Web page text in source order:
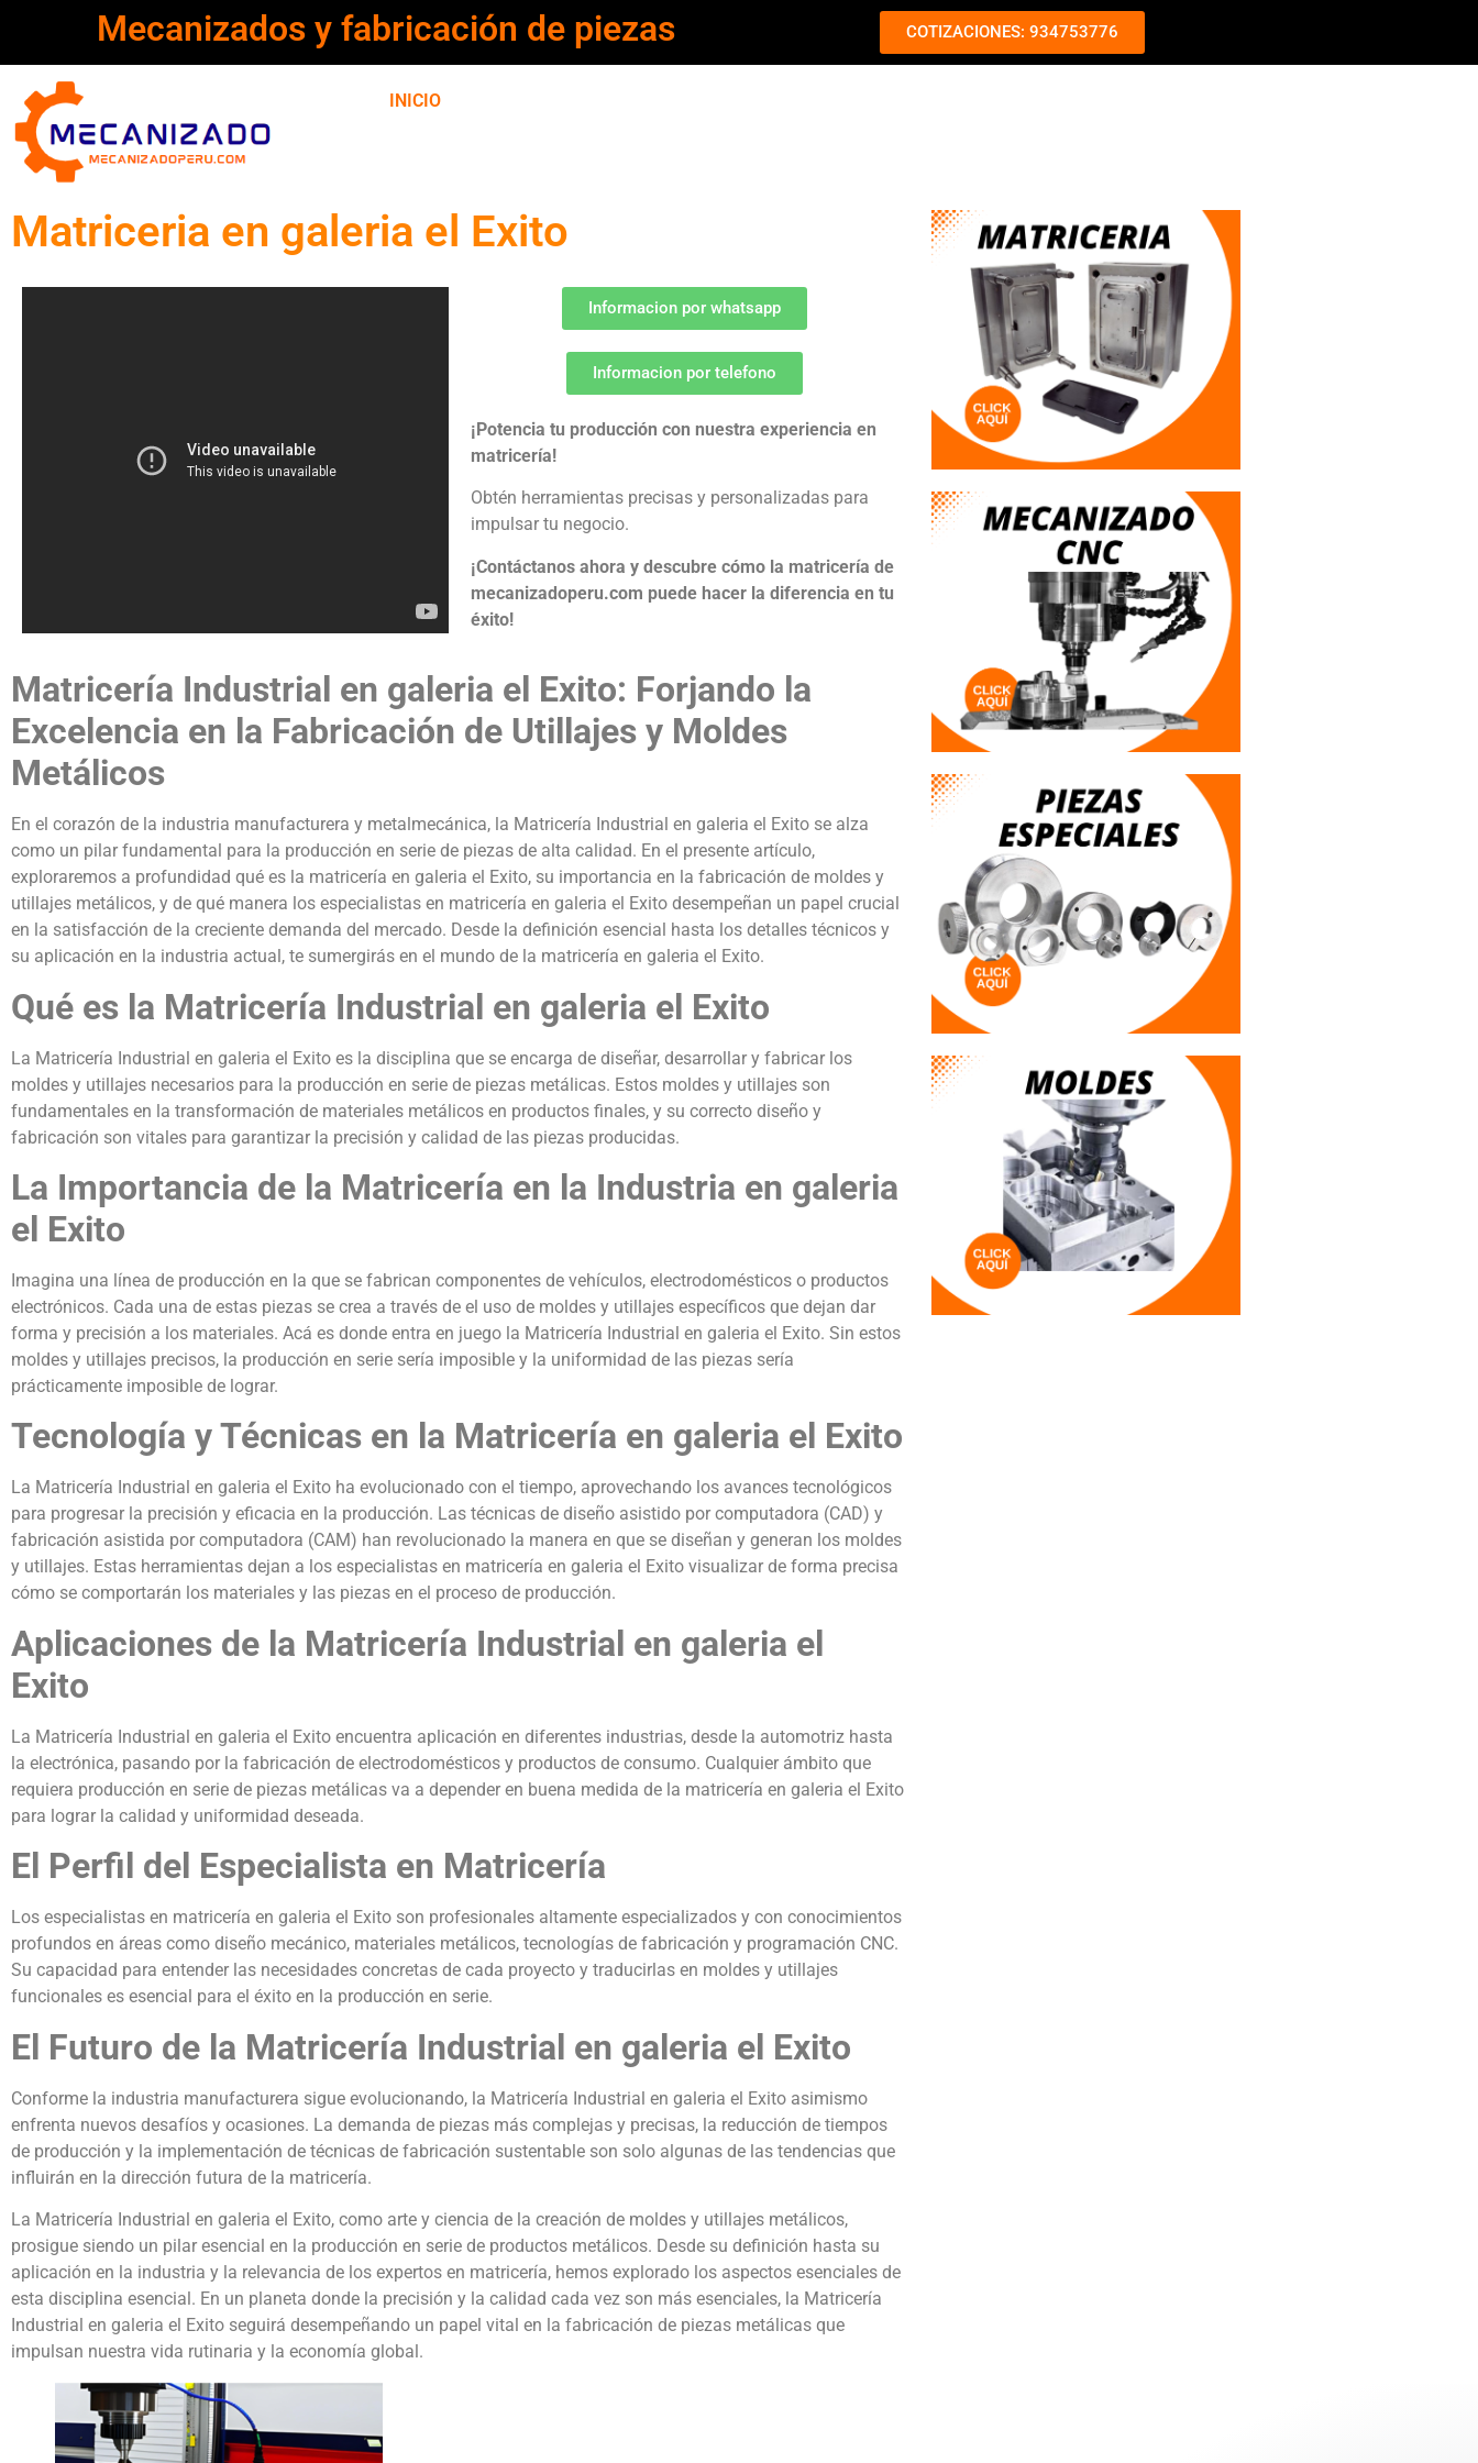
Mecanizados y fabricación de piezas COTIZACIONES: 934753776
INICIO
Matriceria en galeria el Exito
Informacion por whatsapp
Informacion por telefono
¡Potencia tu producción con nuestra experiencia en
matricería!
Obtén herramientas precisas y personalizadas para
impulsar tu negocio.
¡Contáctanos ahora y descubre cómo la matricería de
mecanizadoperu.com puede hacer la diferencia en tu
éxito!
Matricería Industrial en galeria el Exito: Forjando la
Excelencia en la Fabricación de Utillajes y Moldes
Metálicos
En el corazón de la industria manufacturera y metalmecánica, la Matricería Industrial en galeria el Exito se alza
como un pilar fundamental para la producción en serie de piezas de alta calidad. En el presente artículo,
exploraremos a profundidad qué es la matricería en galeria el Exito, su importancia en la fabricación de moldes y
utillajes metálicos, y de qué manera los especialistas en matricería en galeria el Exito desempeñan un papel crucial
en la satisfacción de la creciente demanda del mercado. Desde la definición esencial hasta los detalles técnicos y
su aplicación en la industria actual, te sumergirás en el mundo de la matricería en galeria el Exito.
Qué es la Matricería Industrial en galeria el Exito
La Matricería Industrial en galeria el Exito es la disciplina que se encarga de diseñar, desarrollar y fabricar los
moldes y utillajes necesarios para la producción en serie de piezas metálicas. Estos moldes y utillajes son
fundamentales en la transformación de materiales metálicos en productos finales, y su correcto diseño y
fabricación son vitales para garantizar la precisión y calidad de las piezas producidas.
La Importancia de la Matricería en la Industria en galeria
el Exito
Imagina una línea de producción en la que se fabrican componentes de vehículos, electrodomésticos o productos
electrónicos. Cada una de estas piezas se crea a través de el uso de moldes y utillajes específicos que dejan dar
forma y precisión a los materiales. Acá es donde entra en juego la Matricería Industrial en galeria el Exito. Sin estos
moldes y utillajes precisos, la producción en serie sería imposible y la uniformidad de las piezas sería
prácticamente imposible de lograr.
Tecnología y Técnicas en la Matricería en galeria el Exito
La Matricería Industrial en galeria el Exito ha evolucionado con el tiempo, aprovechando los avances tecnológicos
para progresar la precisión y eficacia en la producción. Las técnicas de diseño asistido por computadora (CAD) y
fabricación asistida por computadora (CAM) han revolucionado la manera en que se diseñan y generan los moldes
y utillajes. Estas herramientas dejan a los especialistas en matricería en galeria el Exito visualizar de forma precisa
cómo se comportarán los materiales y las piezas en el proceso de producción.
Aplicaciones de la Matricería Industrial en galeria el
Exito
La Matricería Industrial en galeria el Exito encuentra aplicación en diferentes industrias, desde la automotriz hasta
la electrónica, pasando por la fabricación de electrodomésticos y productos de consumo. Cualquier ámbito que
requiera producción en serie de piezas metálicas va a depender en buena medida de la matricería en galeria el Exito
para lograr la calidad y uniformidad deseada.
El Perfil del Especialista en Matricería
Los especialistas en matricería en galeria el Exito son profesionales altamente especializados y con conocimientos
profundos en áreas como diseño mecánico, materiales metálicos, tecnologías de fabricación y programación CNC.
Su capacidad para entender las necesidades concretas de cada proyecto y traducirlas en moldes y utillajes
funcionales es esencial para el éxito en la producción en serie.
El Futuro de la Matricería Industrial en galeria el Exito
Conforme la industria manufacturera sigue evolucionando, la Matricería Industrial en galeria el Exito asimismo
enfrenta nuevos desafíos y ocasiones. La demanda de piezas más complejas y precisas, la reducción de tiempos
de producción y la implementación de técnicas de fabricación sustentable son solo algunas de las tendencias que
influirán en la dirección futura de la matricería.
La Matricería Industrial en galeria el Exito, como arte y ciencia de la creación de moldes y utillajes metálicos,
prosigue siendo un pilar esencial en la producción en serie de productos metálicos. Desde su definición hasta su
aplicación en la industria y la relevancia de los expertos en matricería, hemos explorado los aspectos esenciales de
esta disciplina esencial. En un planeta donde la precisión y la calidad cada vez son más esenciales, la Matricería
Industrial en galeria el Exito seguirá desempeñando un papel vital en la fabricación de piezas metálicas que
impulsan nuestra vida rutinaria y la economía global.